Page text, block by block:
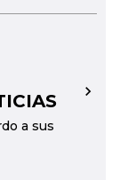
a sus
→